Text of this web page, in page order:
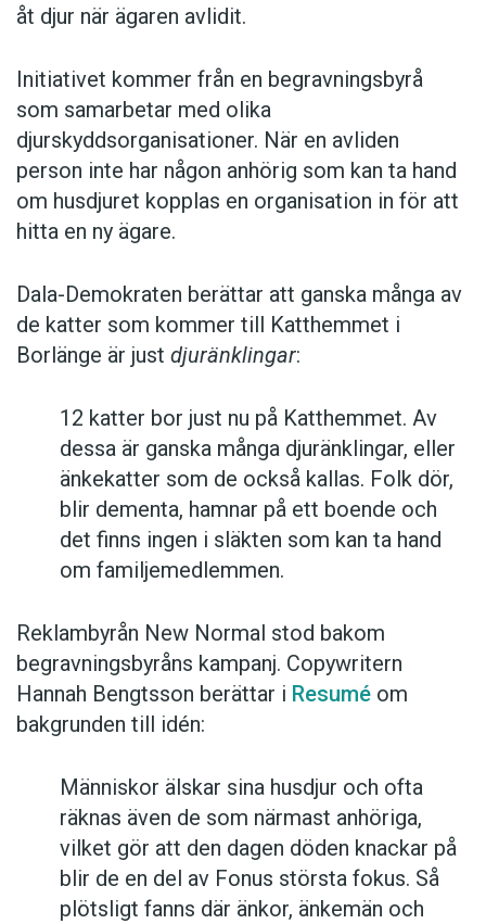
åt djur när ägaren avlidit.
Initiativet kommer från en begravningsbyrå
som samarbetar med olika
djurskyddsorganisationer. När en avliden
person inte har någon anhörig som kan ta hand
om husdjuret kopplas en organisation in för att
hitta en ny ägare.
Dala-Demokraten berättar att ganska många av
de katter som kommer till Katthemmet i
Borlänge är just djuränklingar:
12 katter bor just nu på Katthemmet. Av
dessa är ganska många djuränklingar, eller
änkekatter som de också kallas. Folk dör,
blir dementa, hamnar på ett boende och
det finns ingen i släkten som kan ta hand
om familjemedlemmen.
Reklambyrån New Normal stod bakom
begravningsbyråns kampanj. Copywritern
Hannah Bengtsson berättar i Resumé om
bakgrunden till idén:
Människor älskar sina husdjur och ofta
räknas även de som närmast anhöriga,
vilket gör att den dagen döden knackar på
blir de en del av Fonus största fokus. Så
plötsligt fanns där änkor, änkemän och